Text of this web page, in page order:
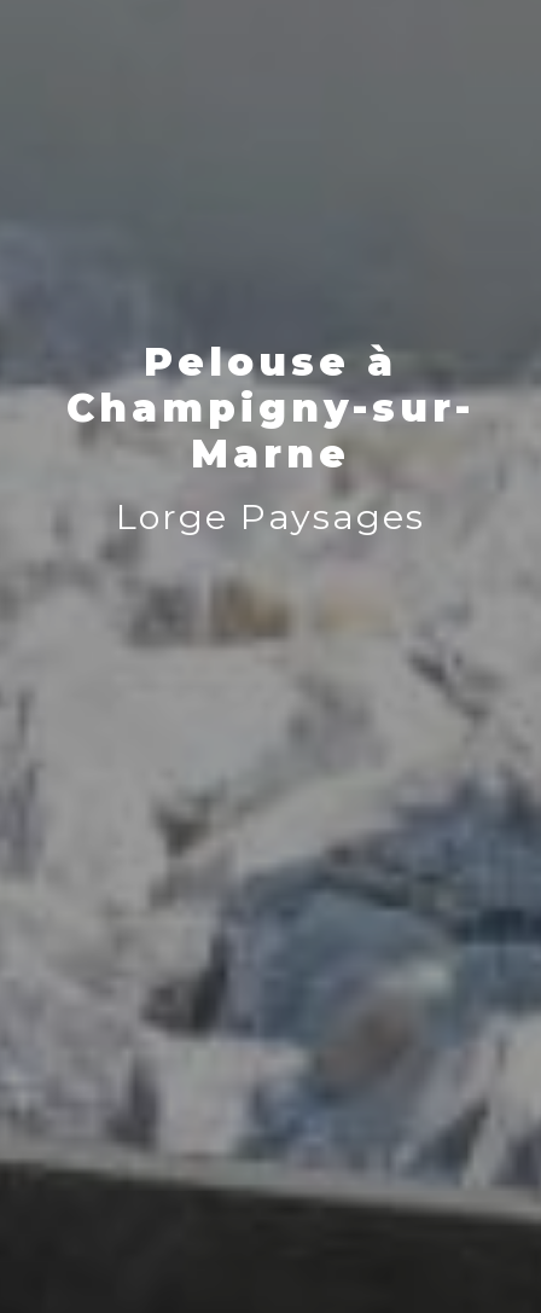
Pelouse à
Champigny-sur-
Marne
Lorge Paysages